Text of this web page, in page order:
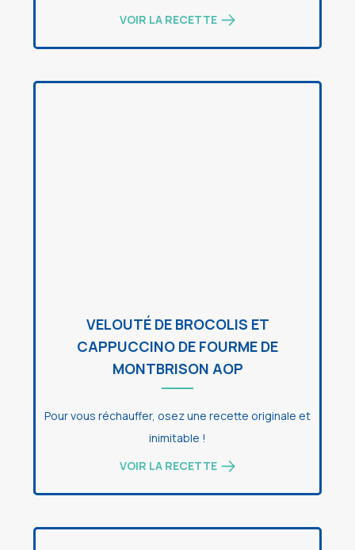
VOIR LA RECETTE
VELOUTÉ DE BROCOLIS ET
CAPPUCCINO DE FOURME DE
MONTBRISON AOP
Pour vous réchauffer, osez une recette originale et
inimitable !
VOIR LA RECETTE